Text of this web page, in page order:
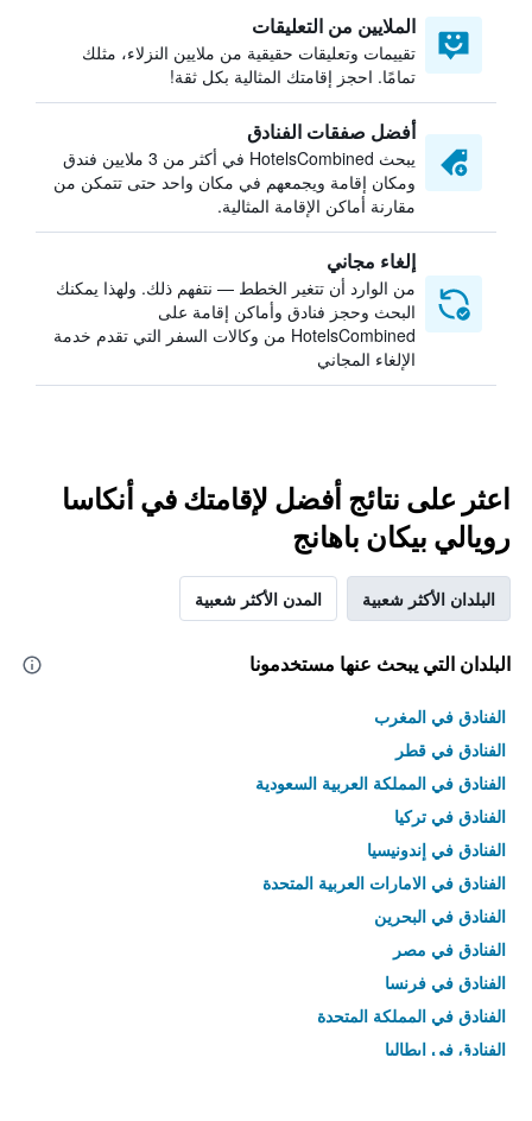
الملايين من التعليقات
تقييمات وتعليقات حقيقية من ملايين النزلاء، مثلك
تمامًا. احجز إقامتك المثالية بكل ثقة!
أفضل صفقات الفنادق
يبحث HotelsCombined في أكثر من 3 ملايين فندق
ومكان إقامة ويجمعهم في مكان واحد حتى تتمكن من
مقارنة أماكن الإقامة المثالية.
إلغاء مجاني
من الوارد أن تتغير الخطط — نتفهم ذلك. ولهذا يمكنك
البحث وحجز فنادق وأماكن إقامة على
HotelsCombined من وكالات السفر التي تقدم خدمة
الإلغاء المجاني
اعثر على نتائج أفضل لإقامتك في أنكاسا
رويالي بيكان باهانج
البلدان الأكثر شعبية المدن الأكثر شعبية
البلدان التي يبحث عنها مستخدمونا
الفنادق في المغرب
الفنادق في قطر
الفنادق في المملكة العربية السعودية
الفنادق في تركيا
الفنادق في إندونيسيا
الفنادق في الامارات العربية المتحدة
الفنادق في البحرين
الفنادق في مصر
الفنادق في فرنسا
الفنادق في المملكة المتحدة
الفنادق في إيطاليا